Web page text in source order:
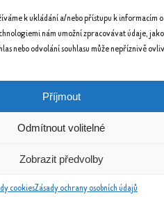
k ukládání a/nebo přístupu k informacím
nám umožní zpracovávat údaje,
nebo odvolání souhlasu může nepříznivě
Příjmout
Odmítnout volitelné
Zobrazit předvolby
cookiesZásady ochrany osobních údajů